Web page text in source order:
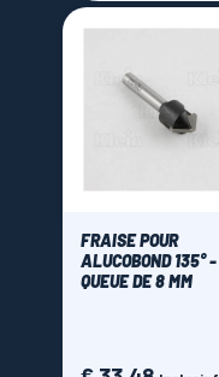
FRAISE POUR
ALUCOBOND 135° -
QUEUE DE 8 MM